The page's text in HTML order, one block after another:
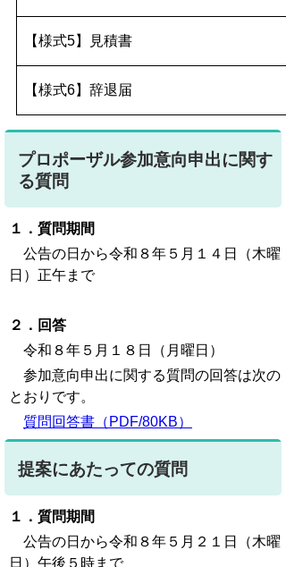
【様式5】見積書
【様式6】辞退届
プロポーザル参加意向申出に関す
る質問
１．質問期間
公告の日から令和８年５月１４日（木曜
日）正午まで
２．回答
令和８年５月１８日（月曜日）
参加意向申出に関する質問の回答は次の
とおりです。
質問回答書（PDF/80KB）
提案にあたっての質問
１．質問期間
公告の日から令和８年５月２１日（木曜
日）午後５時まで